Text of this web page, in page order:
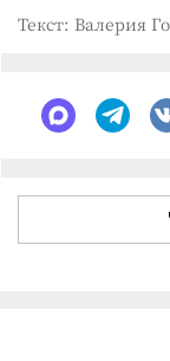
Текст: Валерия